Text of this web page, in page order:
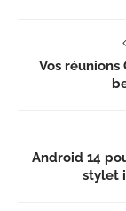
Vos
Android 14
stylet